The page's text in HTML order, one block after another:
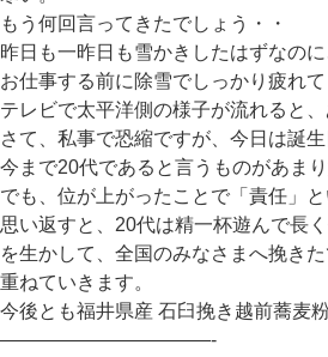
もう何回言ってきたでしょう・・
昨日も一昨日も雪かきしたはずなの
お仕事する前に除雪でしっかり疲れて
テレビで太平洋側の様子が流れると
さて、私事で恐縮ですが、今日は誕
今まで20代であると言うものがあま
でも、位が上がったことで「責任」
思い返すと、20代は精一杯遊んで長
を生かして、全国のみなさまへ挽き
重ねていきます。
今後とも福井県産 石臼挽き越前蕎麦
———————————-